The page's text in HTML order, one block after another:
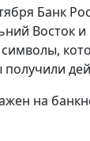
Банк
Восток и
на